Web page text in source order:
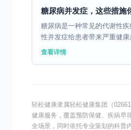
糖尿病并发症，这些措施
糖尿病是一种常见的代谢性
性并发症给患者带来严重健康
这些并发症是糖尿病管理中的
查看详情
轻松健康隶属轻松健康集团（
健康服务，覆盖预防保健、疾病早
全场景，同时依托专业策划的科普